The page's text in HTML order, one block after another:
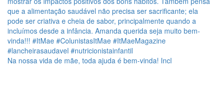
Na nossa vida de mãe, toda ajuda é bem-vinda! Incl